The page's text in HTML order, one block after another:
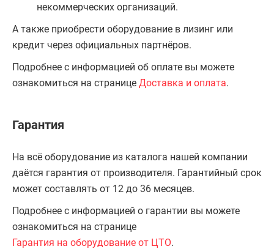
некоммерческих организаций.
А также приобрести оборудование в лизинг или
кредит через официальных партнёров.
Подробнее с информацией об оплате вы можете
ознакомиться на странице Доставка и оплата.
Гарантия
На всё оборудование из каталога нашей компании
даётся гарантия от производителя. Гарантийный срок
может составлять от 12 до 36 месяцев.
Подробнее с информацией о гарантии вы можете
ознакомиться на странице
Гарантия на оборудование от ЦТО.